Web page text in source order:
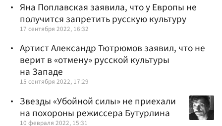
Яна Поплавская заявила, что у Европы не
получится запретить русскую культуру
17 сентября 2022, 16:32
Артист Александр Тютрюмов заявил, что не
верит в «отмену» русской культуры
на Западе
15 сентября 2022, 17:29
Звезды «Убойной силы» не приехали
на похороны режиссера Бутурлина
10 февраля 2022, 15:31